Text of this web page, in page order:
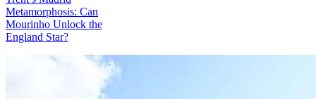
Metamorphosis: Can
Mourinho Unlock the
England Star?